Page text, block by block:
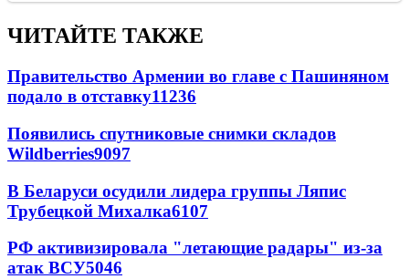
ЧИТАЙТЕ ТАКЖЕ
Правительство Армении во главе с Пашиняном
подало в отставку11236
Появились спутниковые снимки складов
Wildberries9097
В Беларуси осудили лидера группы Ляпис
Трубецкой Михалка6107
РФ активизировала "летающие радары" из-за
атак ВСУ5046